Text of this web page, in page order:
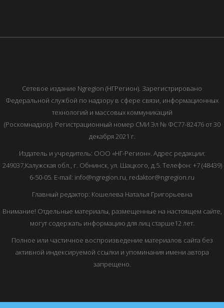
Сетевое издание Ngregion (НГРегион). Зарегистрировано
Федеральной службой по надзору в сфере связи, информационных
технологий и массовых коммуникаций
(Роскомнадзор). Регистрационный номер СМИ Эл № ФС77-82476 от 30
декабря 2021 г.
Издатель и учредитель: ООО «НГ-Регион». Адрес редакции:
249037,Калужская обл., г. Обнинск, ул. Шацкого, д.5. Телефон: +7 (48439)
6-50-05. E-mail: info@ngregion.ru, redaktor@ngregion.ru
Главный редактор: Кошелева Наталья Григорьевна
Внимание! Отдельные материалы, размещенные на настоящем сайте,
могут содержать информацию для лиц старше12 лет.
Полное или частичное воспроизведение материалов сайта без
активной индексируемой ссылки и упоминания имени автора
запрещено.